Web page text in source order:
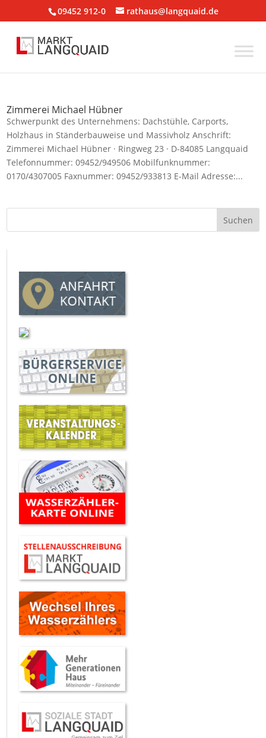
09452 912-0 rathaus@langquaid.de
Zimmerei Michael Hübner
Schwerpunkt des Unternehmens: Dachstühle, Carports,
Holzhaus in Ständerbauweise und Massivholz Anschrift:
Zimmerei Michael Hübner · Ringweg 23 · D-84085 Langquaid
Telefonnummer: 09452/949506 Mobilfunknummer:
0170/4307005 Faxnummer: 09452/933813 E-Mail Adresse:...